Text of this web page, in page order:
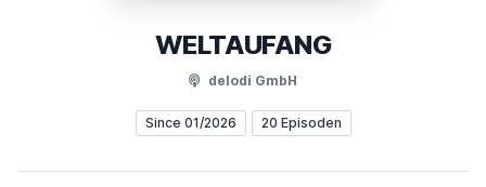
WELTAUFANG
delodi GmbH
Since 01/2026 20 Episoden